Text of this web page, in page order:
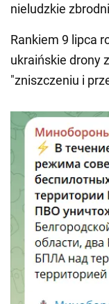
nieludzkie
Rankiem 9 lipca
ukraińskie drony
"zniszczeniu i